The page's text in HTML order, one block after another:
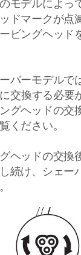
モデルによっ
ドマークが点
ビングヘッド
バーモデルで
交換する必要
グヘッドの交
ください。
ヘッドの交換
続け、シェー